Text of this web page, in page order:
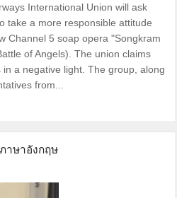
International Union will ask
take a more responsible attitude
Channel 5 soap opera "Songkram
of Angels). The union claims
a negative light. The group, along
from...
าษาอังกฤษ